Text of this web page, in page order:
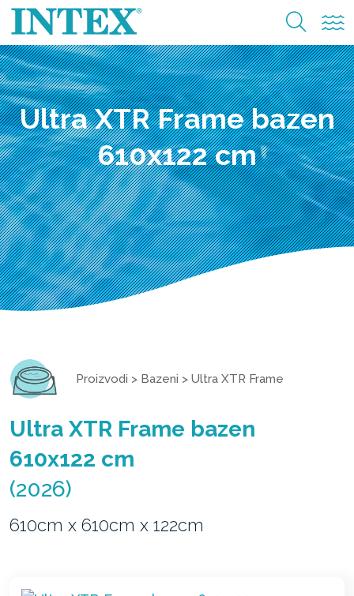
Ultra XTR Frame bazen
610x122 cm
Proizvodi > Bazeni > Ultra XTR Frame
Ultra XTR Frame bazen
610x122 cm
(2026)
610cm x 610cm x 122cm